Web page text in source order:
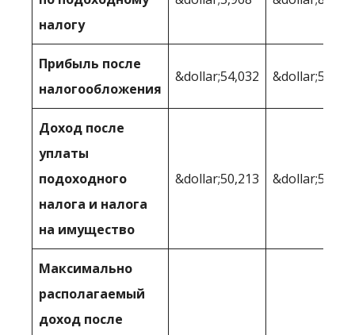
налогу
Прибыль после
налогообложения
&dollar;54,032 &dollar;51
Доход после
уплаты
подоходного
налога и налога
на имущество
&dollar;50,213
Максимально
располагаемый
доход после